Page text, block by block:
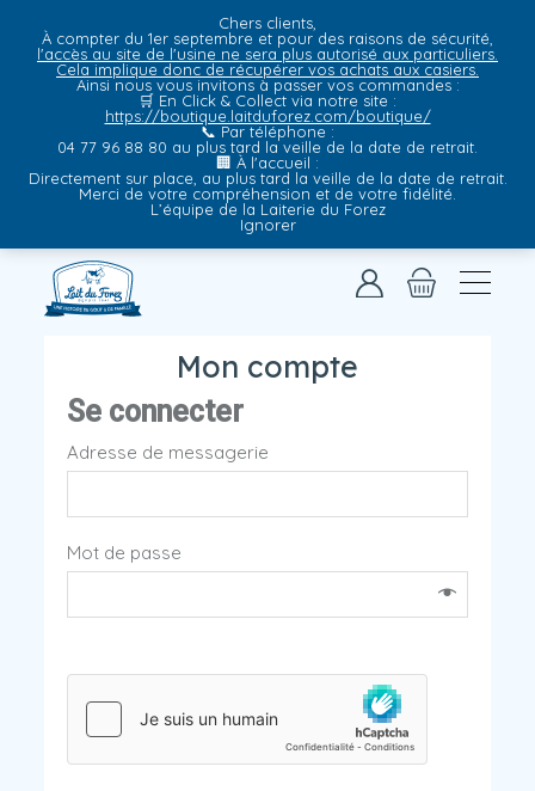
Chers clients,
À compter du 1er septembre et pour des raisons de sécurité,
l'accès au site de l'usine ne sera plus autorisé aux particuliers.
Cela implique donc de récupérer vos achats aux casiers.
Ainsi nous vous invitons à passer vos commandes :
🛒 En Click & Collect via notre site :
https://boutique.laitduforez.com/boutique/
📞 Par téléphone :
04 77 96 88 80 au plus tard la veille de la date de retrait.
🏢 À l'accueil :
Directement sur place, au plus tard la veille de la date de retrait.
Merci de votre compréhension et de votre fidélité.
L’équipe de la Laiterie du Forez
Ignorer
Mon compte
Se connecter
Adresse de messagerie
Mot de passe